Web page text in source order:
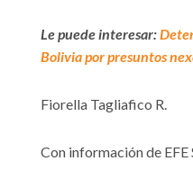
Le puede interesar:
Bolivia por presuntos
Fiorella Tagliafico R.
Con información de